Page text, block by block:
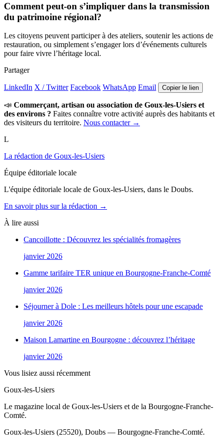
Comment peut-on s’impliquer dans la transmission
du patrimoine régional?
Les citoyens peuvent participer à des ateliers, soutenir les actions de
restauration, ou simplement s’engager lors d’événements culturels
pour faire vivre l’héritage local.
Partager
LinkedIn X / Twitter Facebook WhatsApp Email Copier le lien
📣 Commerçant, artisan ou association de Goux-les-Usiers et
des environs ? Faites connaître votre activité auprès des habitants et
des visiteurs du territoire. Nous contacter →
L
La rédaction de Goux-les-Usiers
Équipe éditoriale locale
L'équipe éditoriale locale de Goux-les-Usiers, dans le Doubs.
En savoir plus sur la rédaction →
À lire aussi
Cancoillotte : Découvrez les spécialités fromagères
janvier 2026
Gamme tarifaire TER unique en Bourgogne-Franche-Comté
janvier 2026
Séjourner à Dole : Les meilleurs hôtels pour une escapade
janvier 2026
Maison Lamartine en Bourgogne : découvrez l’héritage
janvier 2026
Vous lisiez aussi récemment
Goux-les-Usiers
Le magazine local de Goux-les-Usiers et de la Bourgogne-Franche-
Comté.
Goux-les-Usiers (25520), Doubs — Bourgogne-Franche-Comté.